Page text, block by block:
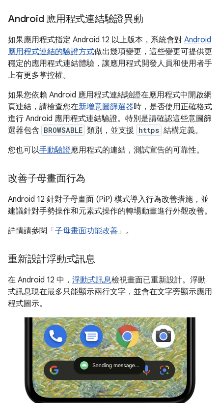
Android 應用程式連結驗證異動
如果應用程式指定 Android 12 以上版本，系統會對 Android
應用程式連結的驗證方式做出幾項變更，這些變更可提供更
穩定的應用程式連結體驗，讓應用程式開發人員和使用者手
上有更多掌控權。
如果您依賴 Android 應用程式連結驗證在應用程式中開啟網
頁連結，請檢查您在新增意圖篩選器時，是否使用正確格式
進行 Android 應用程式連結驗證。特別是請確認這些意圖篩
選器包含 BROWSABLE 類別，並支援 https 結構定義。
您也可以手動驗證應用程式的連結，測試宣告的可靠性。
改善子母畫面行為
Android 12 針對子母畫面 (PiP) 模式導入行為改善措施，並
建議針對手勢操作和元素式操作的轉場動畫進行外觀改善。
詳情請參閱「 子母畫面功能改善」。
重新設計浮動式訊息
在 Android 12 中， 浮動式訊息檢視畫面已重新設計。浮動
式訊息現在最多只能顯示兩行文字，並會在文字旁顯示應用
程式圖示。